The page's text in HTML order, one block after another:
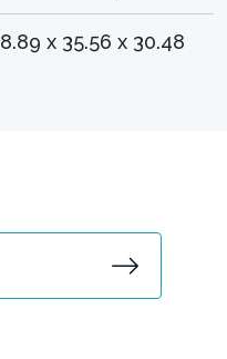
8.89 x 35.56 x 30.48